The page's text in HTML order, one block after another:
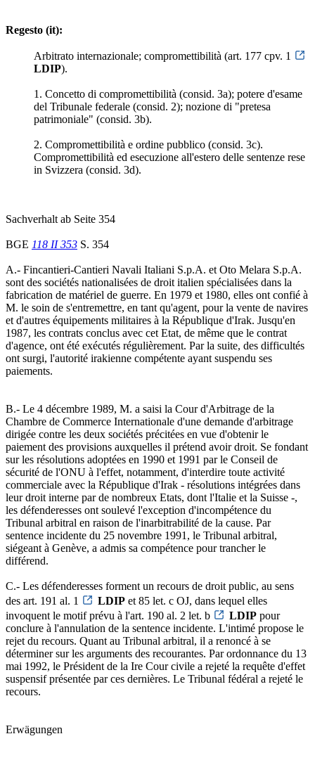
Regesto (it):
Arbitrato internazionale; compromettibilità (art. 177 cpv. 1
LDIP).
1. Concetto di compromettibilità (consid. 3a); potere d'esame
del Tribunale federale (consid. 2); nozione di "pretesa
patrimoniale" (consid. 3b).
2. Compromettibilità e ordine pubblico (consid. 3c).
Compromettibilità ed esecuzione all'estero delle sentenze rese
in Svizzera (consid. 3d).
Sachverhalt ab Seite 354
BGE 118 II 353 S. 354
A.- Fincantieri-Cantieri Navali Italiani S.p.A. et Oto Melara S.p.A.
sont des sociétés nationalisées de droit italien spécialisées dans la
fabrication de matériel de guerre. En 1979 et 1980, elles ont confié à
M. le soin de s'entremettre, en tant qu'agent, pour la vente de navires
et d'autres équipements militaires à la République d'Irak. Jusqu'en
1987, les contrats conclus avec cet Etat, de même que le contrat
d'agence, ont été exécutés régulièrement. Par la suite, des difficultés
ont surgi, l'autorité irakienne compétente ayant suspendu ses
paiements.
B.- Le 4 décembre 1989, M. a saisi la Cour d'Arbitrage de la
Chambre de Commerce Internationale d'une demande d'arbitrage
dirigée contre les deux sociétés précitées en vue d'obtenir le
paiement des provisions auxquelles il prétend avoir droit. Se fondant
sur les résolutions adoptées en 1990 et 1991 par le Conseil de
sécurité de l'ONU à l'effet, notamment, d'interdire toute activité
commerciale avec la République d'Irak - résolutions intégrées dans
leur droit interne par de nombreux Etats, dont l'Italie et la Suisse -,
les défenderesses ont soulevé l'exception d'incompétence du
Tribunal arbitral en raison de l'inarbitrabilité de la cause. Par
sentence incidente du 25 novembre 1991, le Tribunal arbitral,
siégeant à Genève, a admis sa compétence pour trancher le
différend.
C.- Les défenderesses forment un recours de droit public, au sens
des art. 191 al. 1
LDIP et 85 let. c OJ, dans lequel elles
invoquent le motif prévu à l'art. 190 al. 2 let. b
LDIP pour
conclure à l'annulation de la sentence incidente. L'intimé propose le
rejet du recours. Quant au Tribunal arbitral, il a renoncé à se
déterminer sur les arguments des recourantes. Par ordonnance du 13
mai 1992, le Président de la Ire Cour civile a rejeté la requête d'effet
suspensif présentée par ces dernières. Le Tribunal fédéral a rejeté le
recours.
Erwägungen